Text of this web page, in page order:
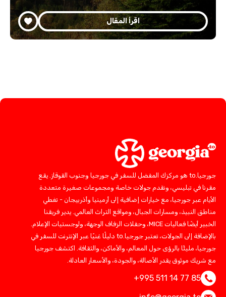
اقرأ المقال
جورجيا.to هو مركزك المفضل للسفر في جورجيا وجنوب القوقاز. يقع
مقرنا في تبليسي، ونقدم جولات خاصة ومجموعات صغيرة متعددة
الأيام عبر جورجيا، مع خيارات إضافية إلى أرمينيا وأذربيجان - تغطي
مناطق النبيذ، ومسارات الجبال، ومواقع التراث العالمي. يدير فريقنا
الخبير أيضًا فعاليات MICE، وحفلات الزفاف الوجهة، ولوجستيات الإعلام.
بالإضافة إلى الجولات، تعتبر جورجيا.to دليلًا غنيًا عبر الإنترنت للسفر في
جورجيا، مليئًا بالرؤى حول المعالم، والأماكن، والثقافة. اكتشف جورجيا
مع شريك موثوق يقدر الأصالة، والجودة، والأسعار العادلة.
+995 511 14 77 85